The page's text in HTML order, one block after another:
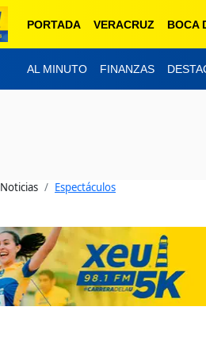
PORTADA VERACRUZ BOCA
AL MINUTO FINANZAS
Noticias Espectáculos